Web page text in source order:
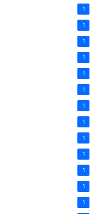
1
1
1
1
1
1
1
1
1
1
1
1
1